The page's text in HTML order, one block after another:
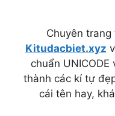
Chuyên
Kitudacbiet.xyz
chuẩn
thành các kí tự
cái tên hay,